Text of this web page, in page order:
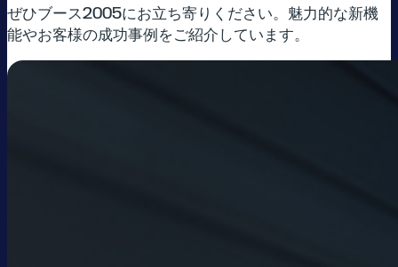
ぜひブース2005にお立ち寄りください。魅力的な新機
能やお客様の成功事例をご紹介しています。